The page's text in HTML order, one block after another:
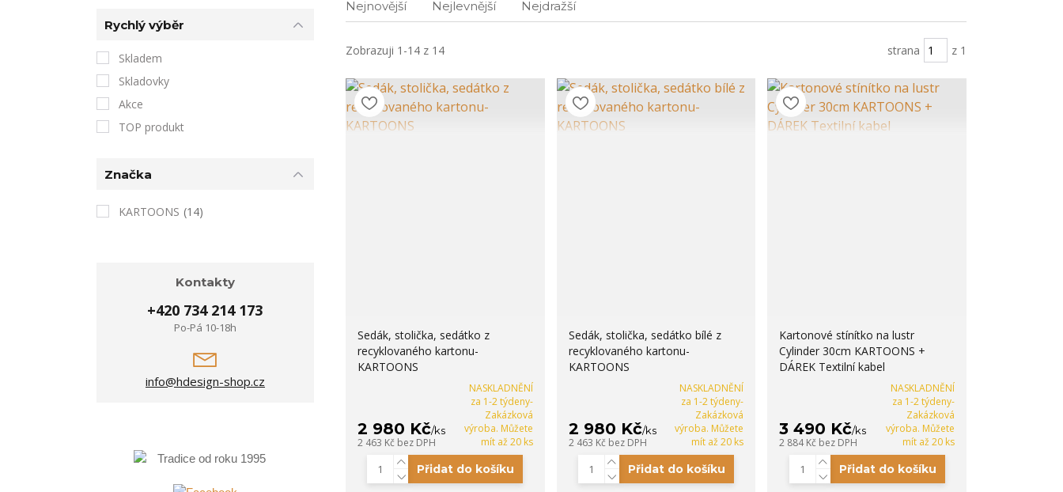
Nejnovější Nejlevnější Nejdražší
Zobrazuji 1-14 z 14 strana z 1
Sedák, stolička, sedátko z
recyklovaného kartonu-
KARTOONS
2 980 Kč/ks
2 463 Kč bez DPH
NASKLADNĚNÍ
za 1-2 týdeny-
Zakázková
výroba. Můžete
mít až 20 ks
Přidat do košíku
Sedák, stolička, sedátko bílé z
recyklovaného kartonu-
KARTOONS
2 980 Kč/ks
2 463 Kč bez DPH
NASKLADNĚNÍ
za 1-2 týdeny-
Zakázková
výroba. Můžete
mít až 20 ks
Přidat do košíku
Kartonové stínítko na lustr
Cylinder 30cm KARTOONS +
DÁREK Textilní kabel
3 490 Kč/ks
2 884 Kč bez DPH
NASKLADNĚNÍ
za 1-2 týdeny-
Zakázková
výroba. Můžete
mít až 20 ks
Přidat do košíku
Rychlý výběr
Skladem
Skladovky
Akce
TOP produkt
Značka
KARTOONS (14)
Kontakty
+420 734 214 173
Po-Pá 10-18h
info@hdesign-shop.cz